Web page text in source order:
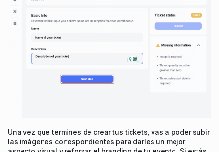
Una vez que termines de crear tus tickets, vas a poder subir
las imágenes correspondientes para darles un mejor